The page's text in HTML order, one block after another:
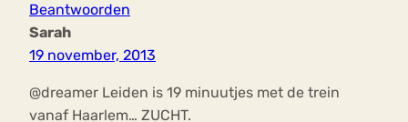
Beantwoorden
Sarah
19 november, 2013
@dreamer Leiden is 19 minuutjes met de trein
vanaf Haarlem… ZUCHT.